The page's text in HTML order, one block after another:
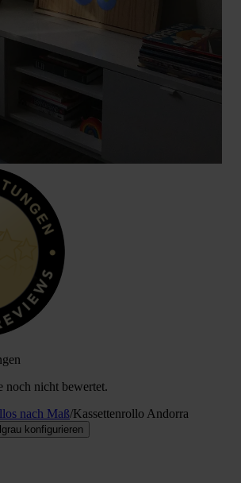
noch nicht bewertet.
nach Maß/Kassettenrollo Andorra
konfigurieren